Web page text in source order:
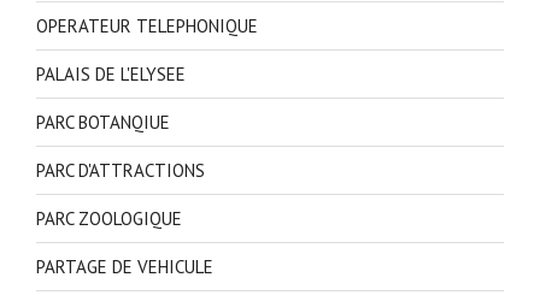
OPERATEUR TELEPHONIQUE
PALAIS DE L'ELYSEE
PARC BOTANQIUE
PARC D'ATTRACTIONS
PARC ZOOLOGIQUE
PARTAGE DE VEHICULE